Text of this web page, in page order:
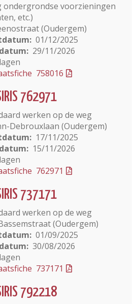
ondergrondse voorzieningen
etc.)
(Oudergem)
01/12/2025
29/11/2026
758016
762971
werken op de weg
Debrouxlaan (Oudergem)
17/11/2025
15/11/2026
762971
737171
werken op de weg
(Oudergem)
01/09/2025
30/08/2026
737171
792218